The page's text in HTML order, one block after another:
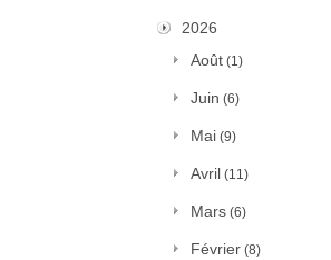
2026
Août (1)
Juin (6)
Mai (9)
Avril (11)
Mars (6)
Février (8)